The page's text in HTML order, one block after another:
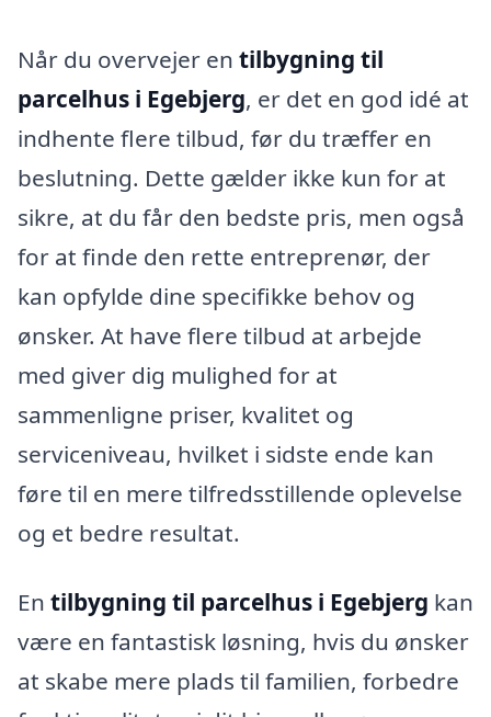
Når du overvejer en tilbygning til
parcelhus i Egebjerg, er det en god idé at
indhente flere tilbud, før du træffer en
beslutning. Dette gælder ikke kun for at
sikre, at du får den bedste pris, men også
for at finde den rette entreprenør, der
kan opfylde dine specifikke behov og
ønsker. At have flere tilbud at arbejde
med giver dig mulighed for at
sammenligne priser, kvalitet og
serviceniveau, hvilket i sidste ende kan
føre til en mere tilfredsstillende oplevelse
og et bedre resultat.
En tilbygning til parcelhus i Egebjerg kan
være en fantastisk løsning, hvis du ønsker
at skabe mere plads til familien, forbedre